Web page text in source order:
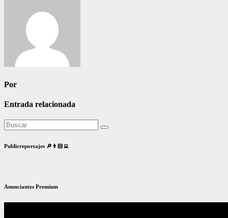
Por
Entrada relacionada
Publirreportajes 🔎👨🏻‍💻
Anunciantes Premium